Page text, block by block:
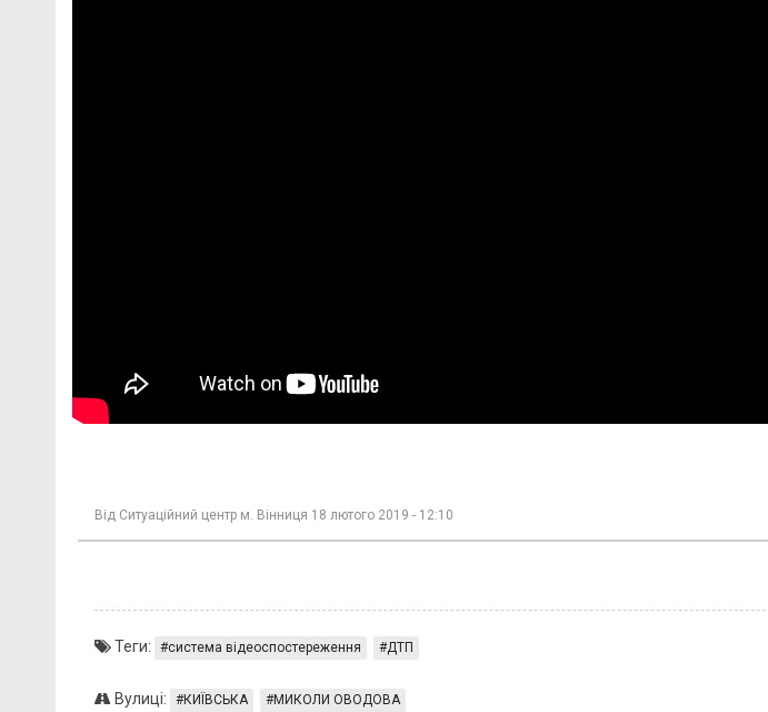
Від Ситуаційний центр м. Вінниця 18 лютого 2019 - 12:10
Теги: система відеоспостереження ДТП
Вулиці: КИЇВСЬКА МИКОЛИ ОВОДОВА